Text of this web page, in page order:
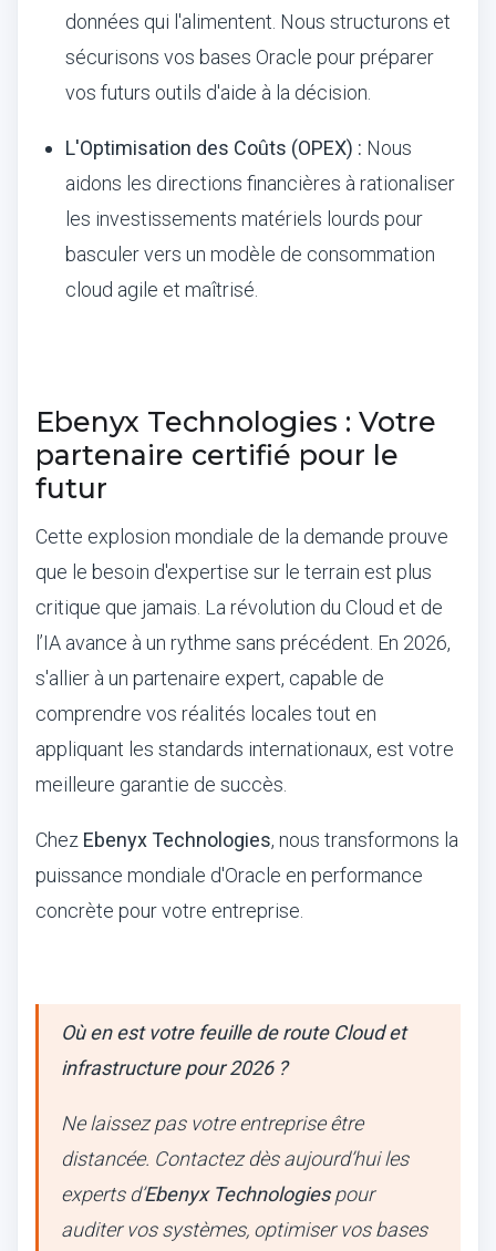
données qui l'alimentent. Nous structurons et
sécurisons vos bases Oracle pour préparer
vos futurs outils d'aide à la décision.
L'Optimisation des Coûts (OPEX) : Nous
aidons les directions financières à rationaliser
les investissements matériels lourds pour
basculer vers un modèle de consommation
cloud agile et maîtrisé.
Ebenyx Technologies : Votre
partenaire certifié pour le
futur
Cette explosion mondiale de la demande prouve
que le besoin d'expertise sur le terrain est plus
critique que jamais. La révolution du Cloud et de
l’IA avance à un rythme sans précédent. En 2026,
s'allier à un partenaire expert, capable de
comprendre vos réalités locales tout en
appliquant les standards internationaux, est votre
meilleure garantie de succès.
Chez Ebenyx Technologies, nous transformons la
puissance mondiale d'Oracle en performance
concrète pour votre entreprise.
Où en est votre feuille de route Cloud et
infrastructure pour 2026 ?
Ne laissez pas votre entreprise être
distancée. Contactez dès aujourd’hui les
experts d’Ebenyx Technologiespour
auditer vos systèmes, optimiser vos bases